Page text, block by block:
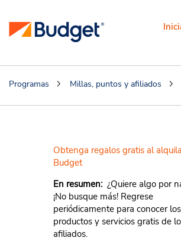
Programas Millas, puntos y afiliados
Obtenga regalos gratis al
Budget
En resumen:¿Quiere algo por
¡No busque más! Regrese
periódicamente para conocer
productos y servicios gratis de
afiliados.